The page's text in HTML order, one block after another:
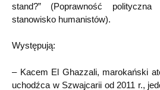
stand?” (Poprawność
stanowisko humanistów).
Występują:
– Kacem El Ghazzali, marokański
uchodźca w Szwajcarii od 2011 r.,